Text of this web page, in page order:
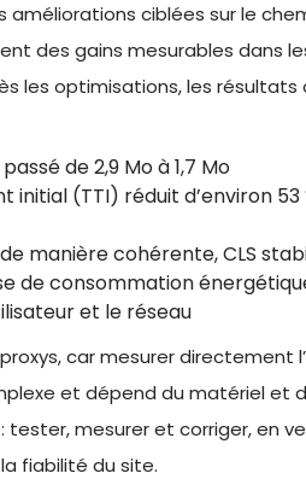
améliorations ciblées sur le
des gains mesurables dans
les optimisations, les
de 2,9 Mo à 1,7 Mo
(TTI) réduit d’environ 53
manière cohérente, CLS
de consommation
et le réseau
car mesurer directement
et dépend du matériel et
tester, mesurer et corriger, en
fiabilité du site.